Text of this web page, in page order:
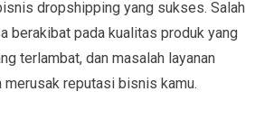
dropshipping yang sukses. Salah
berakibat pada kualitas produk yang
terlambat, dan masalah layanan
merusak reputasi bisnis kamu.